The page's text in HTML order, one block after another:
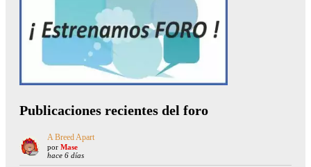
Publicaciones recientes del foro
A Breed Apart
por Mase
hace 6 días